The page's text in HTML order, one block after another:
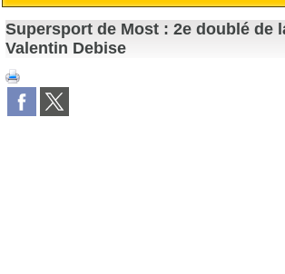
Supersport de Most : 2e doublé de
Valentin Debise